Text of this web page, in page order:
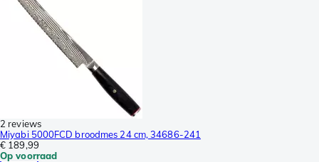
2 reviews
Miyabi 5000FCD broodmes 24 cm, 34686-241
€ 189,99
Op voorraad